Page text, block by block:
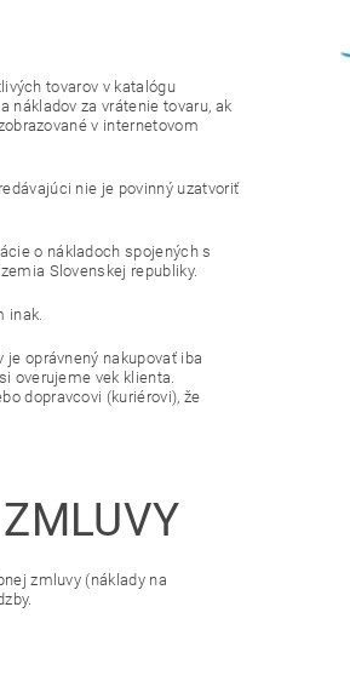
tovarov v katalógu
nákladov za vrátenie tovaru, ak
v internetovom
nie je povinný uzatvoriť
o nákladoch spojených s
Slovenskej republiky.
inak.
oprávnený nakupovať iba
overujeme vek klienta.
dopravcovi (kuriérovi), že
zmluvy (náklady na